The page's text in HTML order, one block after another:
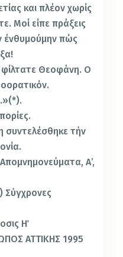
και πλέον χωρίς
Μοί είπε πράξεις
ένθυμούμην πώς
Θεοφάνη. Ο
τήν
Α’,
Σύγχρονες
Η΄
ΑΤΤΙΚΗΣ 1995